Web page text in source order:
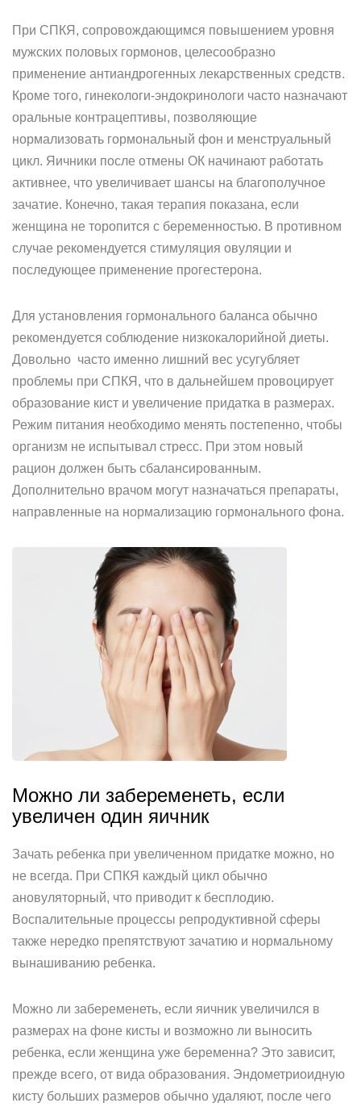
При СПКЯ, сопровождающимся повышением уровня
мужских половых гормонов, целесообразно
применение антиандрогенных лекарственных средств.
Кроме того, гинекологи-эндокринологи часто назначают
оральные контрацептивы, позволяющие
нормализовать гормональный фон и менструальный
цикл. Яичники после отмены ОК начинают работать
активнее, что увеличивает шансы на благополучное
зачатие. Конечно, такая терапия показана, если
женщина не торопится с беременностью. В противном
случае рекомендуется стимуляция овуляции и
последующее применение прогестерона.
Для установления гормонального баланса обычно
рекомендуется соблюдение низкокалорийной диеты.
Довольно часто именно лишний вес усугубляет
проблемы при СПКЯ, что в дальнейшем провоцирует
образование кист и увеличение придатка в размерах.
Режим питания необходимо менять постепенно, чтобы
организм не испытывал стресс. При этом новый
рацион должен быть сбалансированным.
Дополнительно врачом могут назначаться препараты,
направленные на нормализацию гормонального фона.
Можно ли забеременеть, если
увеличен один яичник
Зачать ребенка при увеличенном придатке можно, но
не всегда. При СПКЯ каждый цикл обычно
ановуляторный, что приводит к бесплодию.
Воспалительные процессы репродуктивной сферы
также нередко препятствуют зачатию и нормальному
вынашиванию ребенка.
Можно ли забеременеть, если яичник увеличился в
размерах на фоне кисты и возможно ли выносить
ребенка, если женщина уже беременна? Это зависит,
прежде всего, от вида образования. Эндометриоидную
кисту больших размеров обычно удаляют, после чего